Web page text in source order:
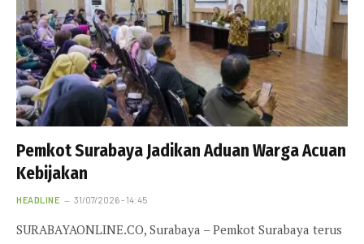
Pemkot Surabaya Jadikan Aduan Warga Acuan
Kebijakan
HEADLINE 31/07/2026 - 14:45
SURABAYAONLINE.CO, Surabaya – Pemkot Surabaya terus